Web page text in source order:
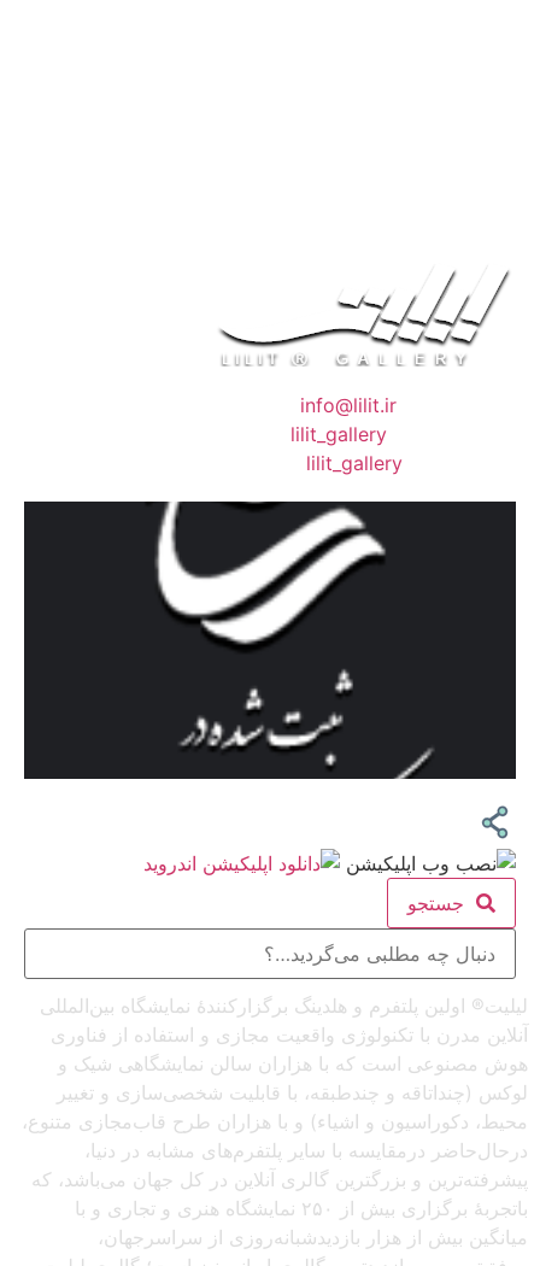
info@lilit.ir
lilit_gallery
lilit_gallery
جستجو
لیلیت® اولین پلتفرم و هلدینگ برگزارکنندهٔ نمایشگاه بین‌المللی
آنلاین مدرن با تکنولوژی واقعیت مجازی و استفاده از فناوری
هوش مصنوعی است که با هزاران سالن نمایشگاهی شیک و
لوکس (چنداتاقه و چندطبقه، با قابلیت شخصی‌سازی و تغییر
محیط، دکوراسیون و اشیاء) و با هزاران طرح قاب‌مجازی متنوع،
درحال‌حاضر درمقایسه با سایر پلتفرم‌های مشابه در دنیا،
پیشرفته‌ترین و بزرگترین گالری آنلاین در کل جهان می‌باشد، که
باتجربهٔ برگزاری بیش از ۲۵۰ نمایشگاه هنری و تجاری و با
میانگین بیش از هزار بازدیدشبانه‌روزی از سراسرجهان،